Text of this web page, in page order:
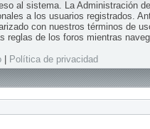
al sistema. La Administración
a los usuarios registrados.
con nuestros términos de
reglas de los foros mientras
| Política de privacidad